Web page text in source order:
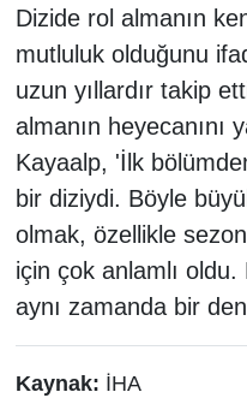
Dizide rol almanın
mutluluk olduğunu
uzun yıllardır takip
almanın heyecanını
Kayaalp, 'İlk
bir diziydi. Böyle
olmak, özellikle
için çok anlamlı
aynı zamanda bir
Kaynak: İHA